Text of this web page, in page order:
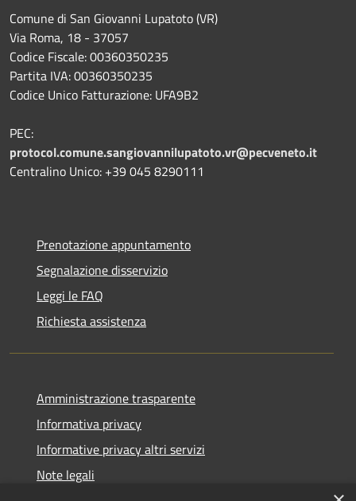
Comune di San Giovanni Lupatoto (VR)
Via Roma, 18 - 37057
Codice Fiscale: 00360350235
Partita IVA: 00360350235
Codice Unico Fatturazione: UFA9B2
PEC:
protocol.comune.sangiovannilupatoto.vr@pecveneto.it
Centralino Unico: +39 045 8290111
Prenotazione appuntamento
Segnalazione disservizio
Leggi le FAQ
Richiesta assistenza
Amministrazione trasparente
Informativa privacy
Informative privacy altri servizi
Note legali